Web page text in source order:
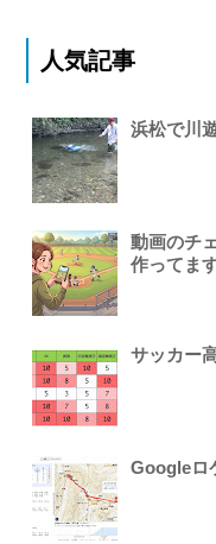
人気記事
浜松で川
動画のチ
作ってま
サッカー
Googleロ